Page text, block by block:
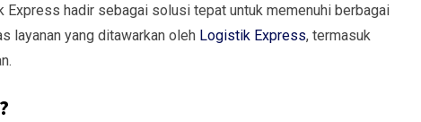
Express hadir sebagai solusi tepat untuk memenuhi berbagai
layanan yang ditawarkan oleh Logistik Express, termasuk